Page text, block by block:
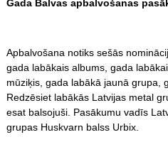
Gada Balvas apbalvošanas
Apbalvošana notiks sešās
gada labākais albums, gada
mūziķis, gada labākā jaunā grupa,
Redzēsiet labākās Latvijas metal
esat balsojuši. Pasākumu vadīs
grupas Huskvarn balss Urbix.